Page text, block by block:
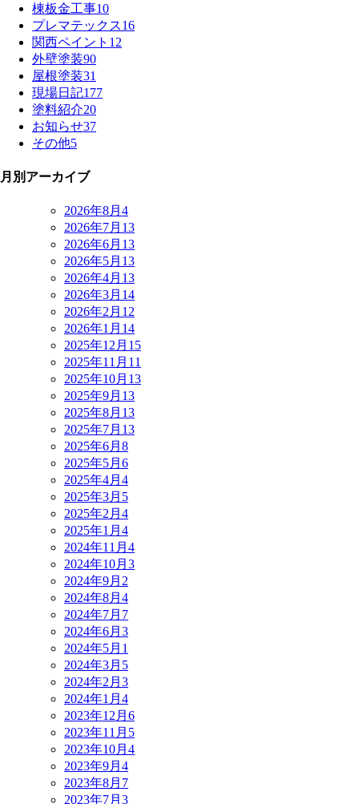
棟板金工事10
プレマテックス16
関西ペイント 12
外壁塗装90
屋根塗装31
現場日記177
塗料紹介20
お知らせ37
その他5
月別アーカイブ
2026年8月 4
2026年7月 13
2026年6月 13
2026年5月 13
2026年4月 13
2026年3月 14
2026年2月 12
2026年1月 14
2025年12月 15
2025年11月 11
2025年10月 13
2025年9月 13
2025年8月 13
2025年7月 13
2025年6月 8
2025年5月 6
2025年4月 4
2025年3月 5
2025年2月 4
2025年1月 4
2024年11月 4
2024年10月 3
2024年9月 2
2024年8月 4
2024年7月 7
2024年6月 3
2024年5月 1
2024年3月 5
2024年2月 3
2024年1月 4
2023年12月 6
2023年11月 5
2023年10月 4
2023年9月 4
2023年8月 7
2023年7月 3